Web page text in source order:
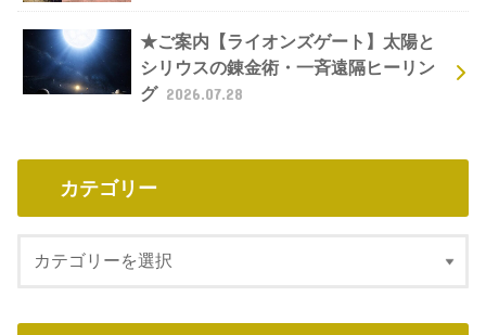
★ご案内【ライオンズゲート】太陽と
シリウスの錬金術・一斉遠隔ヒーリン
グ 2026.07.28
カテゴリー